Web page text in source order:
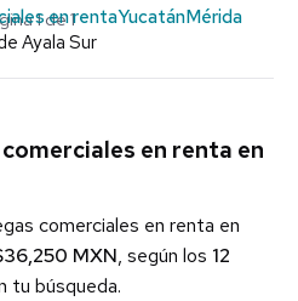
1 de 1
en rentaYucatánMérida
Ayala Sur
en renta en
comerciales en renta en
MXN, según los 12
tu búsqueda.